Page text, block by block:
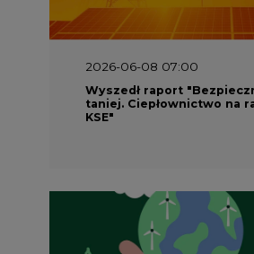
2026-06-08 07:00
Wyszedł raport
taniej. Ciepłownictwo na
KSE"